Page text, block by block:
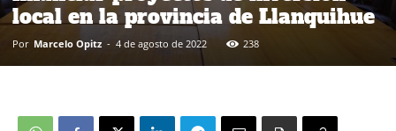
local en la provincia de Llanquihue
Por Marcelo Opitz - 4 de agosto de 2022 238